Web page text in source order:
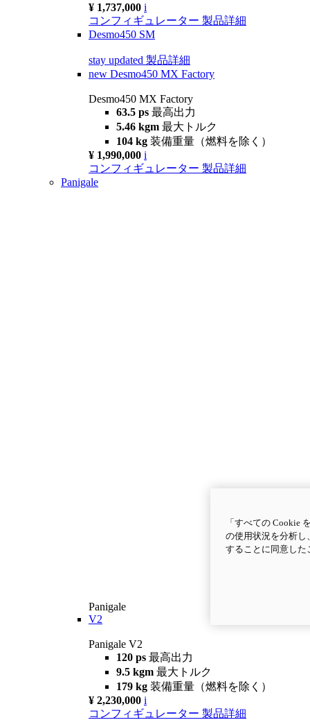
¥ 1,737,000 i
コンフィギュレーター 製品詳細
Desmo450 SM
stay updated 製品詳細
new Desmo450 MX Factory
Desmo450 MX Factory
63.5 ps 最高出力
5.46 kgm 最大トルク
104 kg 装備重量（燃料を除く）
¥ 1,990,000 i
コンフィギュレーター 製品詳細
Panigale
Panigale
V2
Panigale V2
120 ps 最高出力
9.5 kgm 最大トルク
179 kg 装備重量（燃料を除く）
¥ 2,230,000 i
コンフィギュレーター 製品詳細
「すべての Cookie
の使用状況を分析し
することに同意し